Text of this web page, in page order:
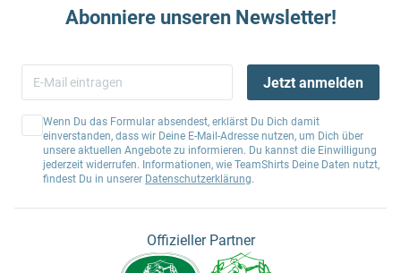
Abonniere unseren Newsletter!
Jetzt anmelden
Wenn Du das Formular absendest, erklärst Du Dich damit
einverstanden, dass wir Deine E-Mail-Adresse nutzen, um Dich über
unsere aktuellen Angebote zu informieren. Du kannst die Einwilligung
jederzeit widerrufen. Informationen, wie TeamShirts Deine Daten nutzt,
findest Du in unserer Datenschutzerklärung.
Offizieller Partner